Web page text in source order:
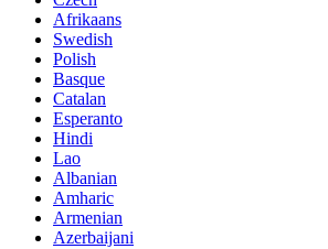
Afrikaans
Swedish
Polish
Basque
Catalan
Esperanto
Hindi
Lao
Albanian
Amharic
Armenian
Azerbaijani